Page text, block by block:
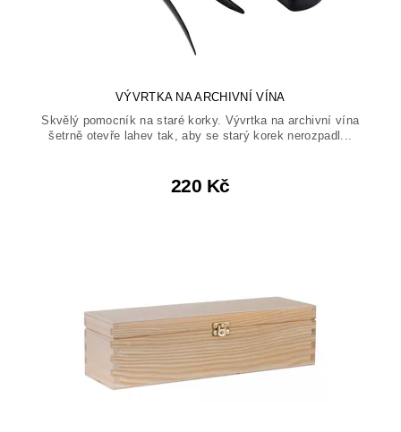
VÝVRTKA NA ARCHIVNÍ VÍNA
Skvělý pomocník na staré korky. Vývrtka na archivní vína
šetrně otevře lahev tak, aby se starý korek nerozpadl...
220 Kč